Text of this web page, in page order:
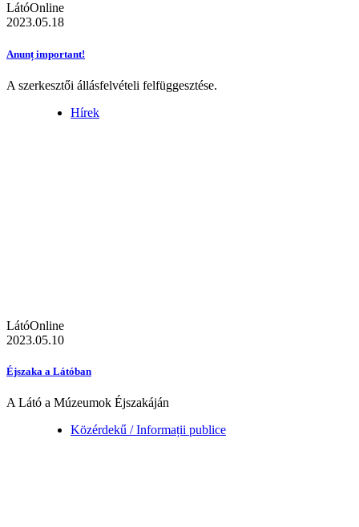
LátóOnline
2023.05.18
Anunț important!
A szerkesztői állásfelvételi felfüggesztése.
Hírek
LátóOnline
2023.05.10
Éjszaka a Látóban
A Látó a Múzeumok Éjszakáján
Közérdekű / Informații publice